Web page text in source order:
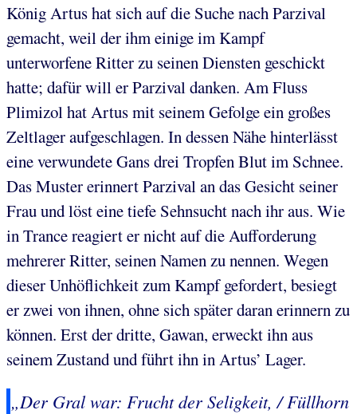
König Artus hat sich auf die Suche nach Parzival
gemacht, weil der ihm einige im Kampf
unterworfene Ritter zu seinen Diensten geschickt
hatte; dafür will er Parzival danken. Am Fluss
Plimizol hat Artus mit seinem Gefolge ein großes
Zeltlager aufgeschlagen. In dessen Nähe hinterlässt
eine verwundete Gans drei Tropfen Blut im Schnee.
Das Muster erinnert Parzival an das Gesicht seiner
Frau und löst eine tiefe Sehnsucht nach ihr aus. Wie
in Trance reagiert er nicht auf die Aufforderung
mehrerer Ritter, seinen Namen zu nennen. Wegen
dieser Unhöflichkeit zum Kampf gefordert, besiegt
er zwei von ihnen, ohne sich später daran erinnern zu
können. Erst der dritte, Gawan, erweckt ihn aus
seinem Zustand und führt ihn in Artus’ Lager.
„Der Gral war: Frucht der Seligkeit, / Füllhorn